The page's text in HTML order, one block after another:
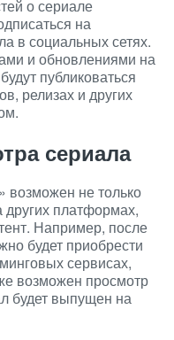
о сериале
на
в социальных сетях.
и обновлениями на
публиковаться
релизах и других
сериала
возможен не только
платформах,
Например, после
будет приобрести
сервисах,
возможен просмотр
будет выпущен на